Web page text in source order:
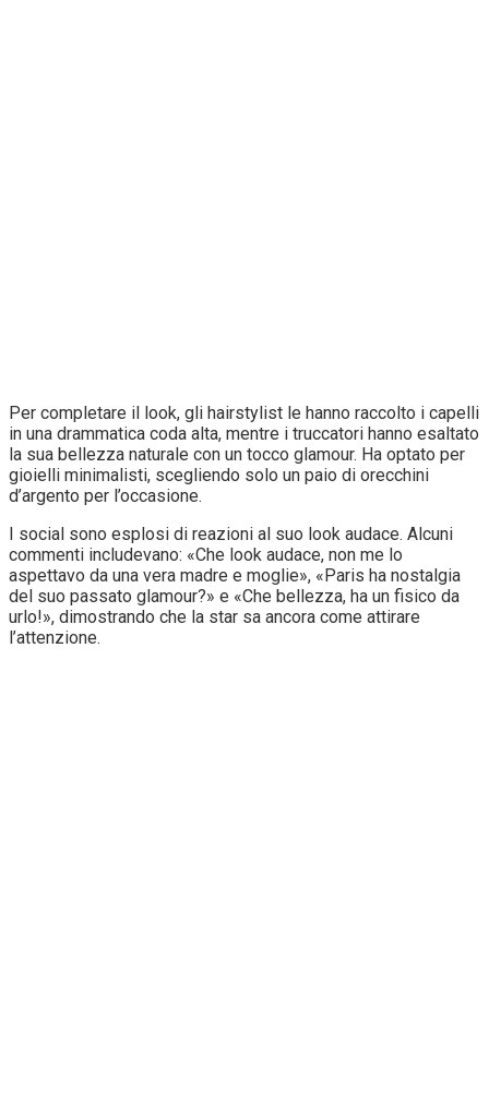
Per completare il look, gli hairstylist le hanno raccolto i capelli
in una drammatica coda alta, mentre i truccatori hanno esaltato
la sua bellezza naturale con un tocco glamour. Ha optato per
gioielli minimalisti, scegliendo solo un paio di orecchini
d’argento per l’occasione.
I social sono esplosi di reazioni al suo look audace. Alcuni
commenti includevano: «Che look audace, non me lo
aspettavo da una vera madre e moglie», «Paris ha nostalgia
del suo passato glamour?» e «Che bellezza, ha un fisico da
urlo!», dimostrando che la star sa ancora come attirare
l’attenzione.